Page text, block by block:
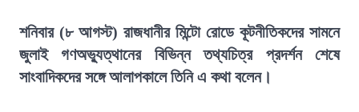
শনিবার (৮ আগস্ট) রাজধানীর মিন্টো রোডে কূটনীতিকদের সামনে
জুলাই গণঅভ্যুত্থানের বিভিন্ন তথ্যচিত্র প্রদর্শন শেষে
সাংবাদিকদের সঙ্গে আলাপকালে তিনি এ কথা বলেন।